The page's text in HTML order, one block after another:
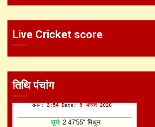
Live Cricket score
तिथि पंचांग